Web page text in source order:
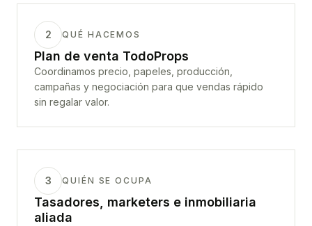
2 QUÉ HACEMOS
Plan de venta TodoProps
Coordinamos precio, papeles, producción,
campañas y negociación para que vendas rápido
sin regalar valor.
3 QUIÉN SE OCUPA
Tasadores, marketers e inmobiliaria
aliada